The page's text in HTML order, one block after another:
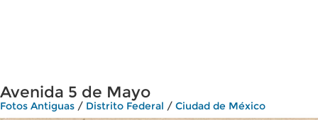
Avenida 5 de Mayo
Fotos Antiguas / Distrito Federal / Ciudad de México